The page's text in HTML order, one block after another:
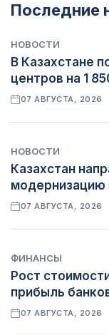
Последние
НОВОСТИ
В Казахстане
центров на 1
07 АВГУСТА, 2026
НОВОСТИ
Казахстан
модернизацию
07 АВГУСТА, 2026
ФИНАНСЫ
Рост
прибыль
07 АВГУСТА, 2026